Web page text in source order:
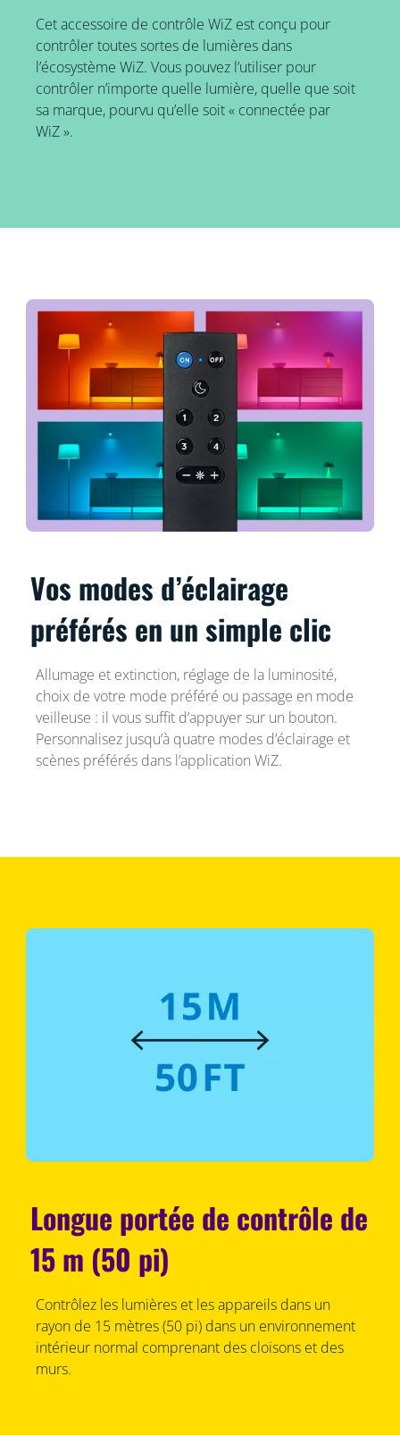
Cet accessoire de contrôle WiZ est conçu pour
contrôler toutes sortes de lumières dans
l’écosystème WiZ. Vous pouvez l’utiliser pour
contrôler n’importe quelle lumière, quelle que soit
sa marque, pourvu qu’elle soit « connectée par
WiZ ».
Vos modes d’éclairage
préférés en un simple clic
Allumage et extinction, réglage de la luminosité,
choix de votre mode préféré ou passage en mode
veilleuse : il vous suffit d’appuyer sur un bouton.
Personnalisez jusqu’à quatre modes d’éclairage et
scènes préférés dans l’application WiZ.
Longue portée de contrôle de
15 m (50 pi)
Contrôlez les lumières et les appareils dans un
rayon de 15 mètres (50 pi) dans un environnement
intérieur normal comprenant des cloisons et des
murs.